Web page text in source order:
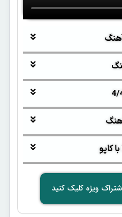
کاپو
ویژه کلیک کنید